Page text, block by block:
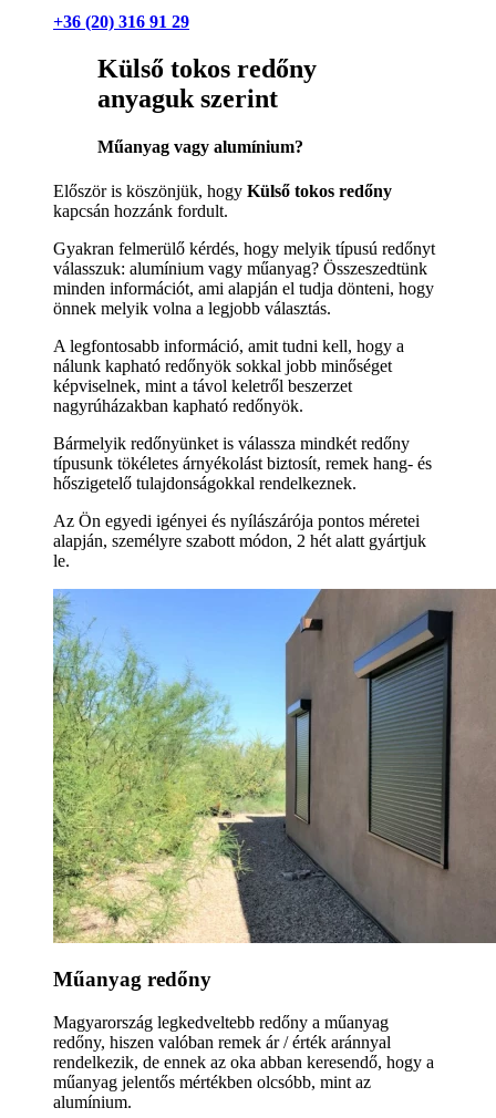
+36 (20) 316 91 29
Külső tokos redőny
anyaguk szerint
Műanyag vagy alumínium?
Először is köszönjük, hogy Külső tokos redőny
kapcsán hozzánk fordult.
Gyakran felmerülő kérdés, hogy melyik típusú redőnyt
válasszuk: alumínium vagy műanyag? Összeszedtünk
minden információt, ami alapján el tudja dönteni, hogy
önnek melyik volna a legjobb választás.
A legfontosabb információ, amit tudni kell, hogy a
nálunk kapható redőnyök sokkal jobb minőséget
képviselnek, mint a távol keletről beszerzet
nagyrúházakban kapható redőnyök.
Bármelyik redőnyünket is válassza mindkét redőny
típusunk tökéletes árnyékolást biztosít, remek hang- és
hőszigetelő tulajdonságokkal rendelkeznek.
Az Ön egyedi igényei és nyílászárója pontos méretei
alapján, személyre szabott módon, 2 hét alatt gyártjuk
le.
Műanyag redőny
Magyarország legkedveltebb redőny a műanyag
redőny, hiszen valóban remek ár / érték aránnyal
rendelkezik, de ennek az oka abban keresendő, hogy a
műanyag jelentős mértékben olcsóbb, mint az
alumínium.